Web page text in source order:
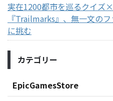
実在1200都市を巡るクイズ
『Trailmarks』、無一文の
に挑む
カテゴリー
EpicGamesStore